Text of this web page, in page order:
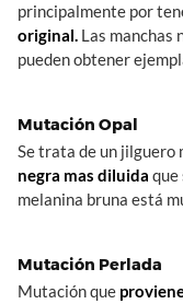
principalmente por
original. Las manchas
pueden obtener
Mutación Opal
Se trata de un jilguero
negra mas diluida que
melanina bruna está
Mutación Perlada
Mutación que